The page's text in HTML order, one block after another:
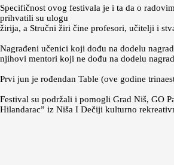
Specifičnost ovog festivala je i ta da o
prihvatili su ulogu
žirija, a Stručni žiri čine profesori, učitelji i
Nagrađeni učenici koji dođu na dodelu
njihovi mentori koji ne dođu na dodelu
Prvi jun je rođendan Table (ove godine
Festival su podržali i pomogli Grad Niš, GO
Hilandarac” iz Niša I Dečiji kulturno